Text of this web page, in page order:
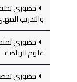
خضوري
والتدريب
خضوري
علوم الرياضة
خضوري